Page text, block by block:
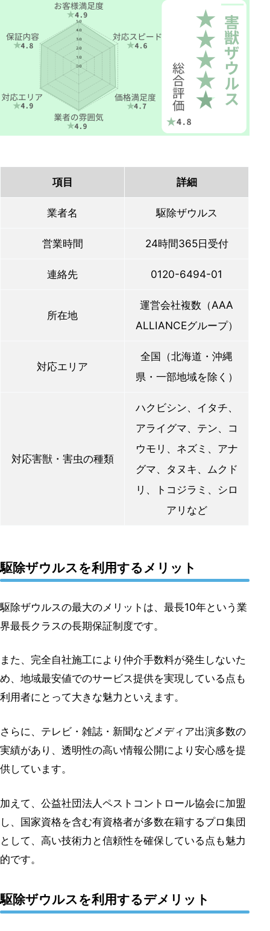
項目 詳細
業者名 駆除ザウルス
営業時間 24時間365日受付
連絡先 0120-6494-01
所在地
運営会社複数（AAA
ALLIANCEグループ）
対応エリア
全国（北海道・沖縄
県・一部地域を除く）
対応害獣・害虫の種類
ハクビシン、イタチ、
アライグマ、テン、コ
ウモリ、ネズミ、アナ
グマ、タヌキ、ムクド
リ、トコジラミ、シロ
アリなど
駆除ザウルスを利用するメリット
駆除ザウルスの最大のメリットは、最長10年という業
界最長クラスの長期保証制度です。
また、完全自社施工により仲介手数料が発生しないた
め、地域最安値でのサービス提供を実現している点も
利用者にとって大きな魅力といえます。
さらに、テレビ・雑誌・新聞などメディア出演多数の
実績があり、透明性の高い情報公開により安心感を提
供しています。
加えて、公益社団法人ペストコントロール協会に加盟
し、国家資格を含む有資格者が多数在籍するプロ集団
として、高い技術力と信頼性を確保している点も魅力
的です。
駆除ザウルスを利用するデメリット